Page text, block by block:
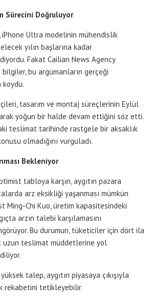
Sürecini Doğruluyor
Ultra modelinin mühendislik
yılın başlarına kadar
Fakat Cailian News Agency
bu argümanların gerçeği
koydu.
tasarım ve montaj süreçlerinin Eylül
yoğun bir halde devam ettiğini söz etti.
teslimat tarihinde rastgele bir aksaklık
olmadığını vurguladı.
Bekleniyor
tabloya karşın, aygıtın pazara
arz eksikliği yaşanması mümkün
Ming-Chi Kuo, üretim kapasitesindeki
arzın talebi karşılamasını
Bu durumun, tüketiciler için dört ila
uzun teslimat müddetlerine yol
talep, aygıtın piyasaya çıkışıyla
rekabetini tetikleyebilir.